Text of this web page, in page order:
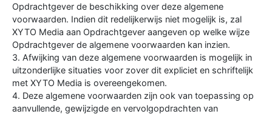
Opdrachtgever de beschikking over deze algemene
voorwaarden. Indien dit redelijkerwijs niet mogelijk is, zal
XYTO Media aan Opdrachtgever aangeven op welke wijze
Opdrachtgever de algemene voorwaarden kan inzien.
3. Afwijking van deze algemene voorwaarden is mogelijk in
uitzonderlijke situaties voor zover dit expliciet en schriftelijk
met XYTO Media is overeengekomen.
4. Deze algemene voorwaarden zijn ook van toepassing op
aanvullende, gewijzigde en vervolgopdrachten van